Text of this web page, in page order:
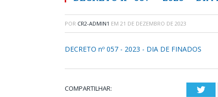
POR CR2-ADMIN1 EM 21 DE DEZEMBRO DE 2023
DECRETO nº 057 - 2023 - DIA DE FINADOS
COMPARTILHAR: